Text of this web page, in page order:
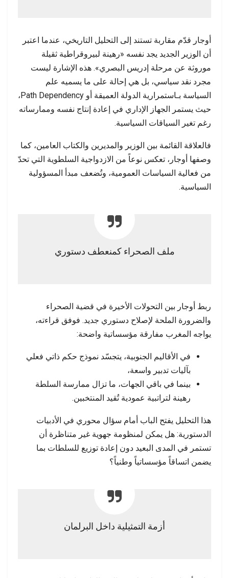
أوجار قدّم مقاربة تستند إلى التحليل التاريخي، عندما اعتبر
أن الوزير الجديد يجد نفسه «رهينة لبيروقراطية ثقيلة
موروثة عن مرحلة إدريس البصري». هذه الإشارة ليست
مجرد نقد سياسي، بل هي إحالة على ما يسميه علم
السياسة بـاستمرارية الدولة العميقة أو Path Dependency،
حيث يستمر الجهاز الإداري في إعادة إنتاج نفسه وممارساته
رغم تغير السياقات السياسية.
فالعلاقة القائمة بين الوزير والمديرين والكتاب العامين، كما
وصفها أوجار، تعكس نوعاً من الازدواجية السلطوية التي تحدّ
من فعالية السياسات العمومية، وتُضعف مبدأ المسؤولية
السياسية.
ملف الصحراء كمنعطف دستوري
ربط أوجار بين التحولات الأخيرة في قضية الصحراء
والضرورة الملحة لإصلاح دستوري جديد. فوفق قراءته،
يواجه المغرب مفارقة مؤسساتية واضحة:
في الأقاليم الجنوبية، يتجسّد نموذج حكم ذاتي فعلي
بآليات تدبير واسعة،
بينما في باقي الجهات، ما تزال ممارسة السلطة
رهينة لتراتبية عمودية تُقيد المنتخبين.
هذا التحليل يفتح الباب أمام سؤال محوري في الأدبيات
الدستورية: هل يمكن لمنظومة جهوية غير متناظرة أن
تستمر في المدى البعيد دون إعادة توزيع للسلطات بما
يضمن اتساقاً مؤسساتياً وطنياً؟
أزمة التمثيلية داخل البرلمان